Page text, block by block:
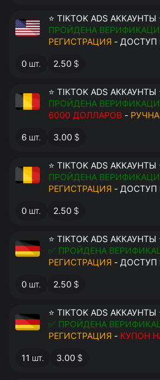
⭐ TIKTOK ADS
ПРОЙДЕНА
РЕГИСТРАЦИЯ - ДОСТУП
ЗАПОЛНЕН - ПЕРЕДАЧА
0 шт. 2.50 $
⭐ TIKTOK ADS
ПРОЙДЕНА
6000 ДОЛЛАРОВ -
ДОСТУП К ПОЧТЕ - КУКИ
ПЕРЕДАЧА В АНТИДЕТЕКТ
6 шт. 3.00 $
⭐ TIKTOK ADS
ПРОЙДЕНА
РЕГИСТРАЦИЯ - ДОСТУП
ЗАПОЛНЕН - ПЕРЕДАЧА
0 шт. 2.50 $
⭐ TIKTOK ADS
✅ ПРОЙДЕНА
РЕГИСТРАЦИЯ - ДОСТУП
ЗАПОЛНЕН - ПЕРЕДАЧА
0 шт. 2.50 $
⭐ TIKTOK ADS
✅ ПРОЙДЕНА
РЕГИСТРАЦИЯ - КУПОН
ДОСТУП К ПОЧТЕ - КУКИ
ПЕРЕДАЧА В АНТИДЕТЕКТ
11 шт. 3.00 $
$